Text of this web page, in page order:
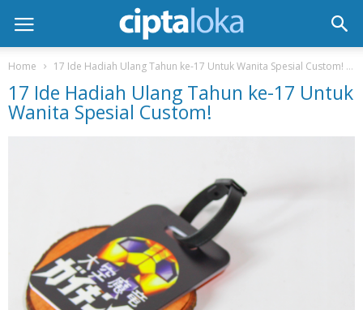
Home 17 Ide Hadiah Ulang Tahun ke-17 Untuk Wanita Spesial Custom!
17 Ide Hadiah Ulang Tahun ke-17 Untuk
Wanita Spesial Custom!